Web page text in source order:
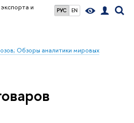
РУС EN
и
Обзоры аналитики мировых